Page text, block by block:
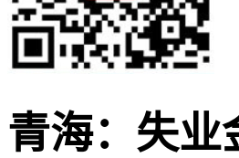
青海：失业